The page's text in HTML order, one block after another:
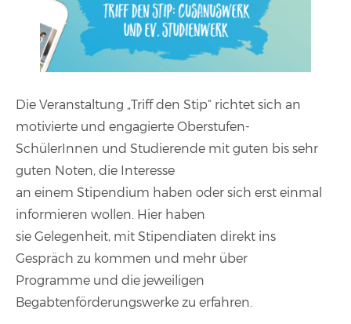
Die Veranstaltung „Triff den Stip“ richtet sich an
motivierte und engagierte Oberstufen-
SchülerInnen und Studierende mit guten bis sehr
guten Noten, die Interesse
an einem Stipendium haben oder sich erst einmal
informieren wollen. Hier haben
sie Gelegenheit, mit Stipendiaten direkt ins
Gespräch zu kommen und mehr über
Programme und die jeweiligen
Begabtenförderungswerke zu erfahren.